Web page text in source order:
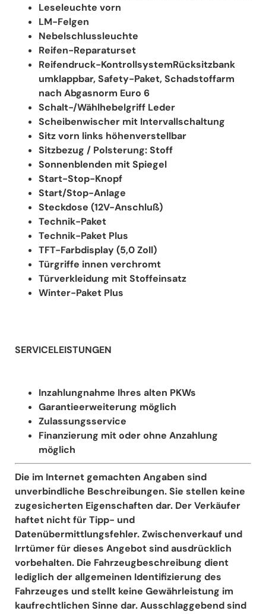
Leseleuchte vorn
LM-Felgen
Nebelschlussleuchte
Reifen-Reparaturset
Reifendruck-KontrollsystemRücksitzbank
umklappbar, Safety-Paket, Schadstoffarm
nach Abgasnorm Euro 6
Schalt-/Wählhebelgriff Leder
Scheibenwischer mit Intervallschaltung
Sitz vorn links höhenverstellbar
Sitzbezug / Polsterung: Stoff
Sonnenblenden mit Spiegel
Start-Stop-Knopf
Start/Stop-Anlage
Steckdose (12V-Anschluß)
Technik-Paket
Technik-Paket Plus
TFT-Farbdisplay (5,0 Zoll)
Türgriffe innen verchromt
Türverkleidung mit Stoffeinsatz
Winter-Paket Plus
SERVICELEISTUNGEN
Inzahlungnahme Ihres alten PKWs
Garantieerweiterung möglich
Zulassungsservice
Finanzierung mit oder ohne Anzahlung
möglich
Die im Internet gemachten Angaben sind
unverbindliche Beschreibungen. Sie stellen keine
zugesicherten Eigenschaften dar. Der Verkäufer
haftet nicht für Tipp- und
Datenübermittlungsfehler. Zwischenverkauf und
Irrtümer für dieses Angebot sind ausdrücklich
vorbehalten. Die Fahrzeugbeschreibung dient
lediglich der allgemeinen Identifizierung des
Fahrzeuges und stellt keine Gewährleistung im
kaufrechtlichen Sinne dar. Ausschlaggebend sind